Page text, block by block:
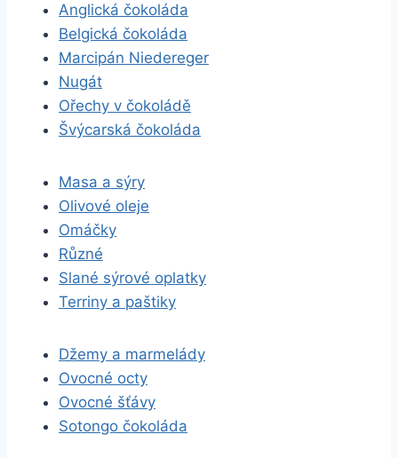
Anglická čokoláda
Belgická čokoláda
Marcipán Niedereger
Nugát
Ořechy v čokoládě
Švýcarská čokoláda
Masa a sýry
Olivové oleje
Omáčky
Různé
Slané sýrové oplatky
Terriny a paštiky
Džemy a marmelády
Ovocné octy
Ovocné šťávy
Sotongo čokoláda